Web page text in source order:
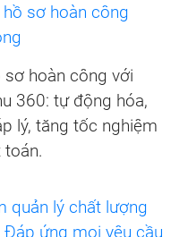
sơ hoàn công
sơ hoàn công với
360: tự động hóa,
lý, tăng tốc nghiệm
quản lý chất lượng
ứng mọi yêu cầu